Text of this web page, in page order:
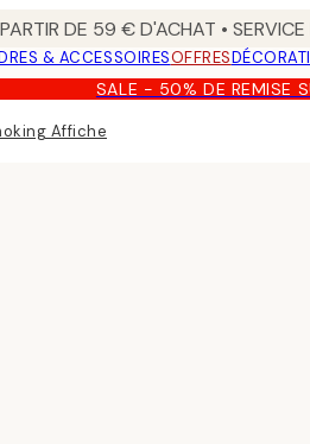
DE 59 € D'ACHAT •
& ACCESSOIRESOFFRES
SALE - 50% DE REMISE
Affiche